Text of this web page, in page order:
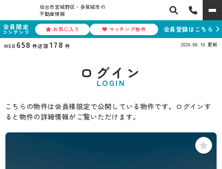
仙台市宮城野区・多賀城市の
不動産情報
会員限定
コンテンツ お気に入り マッチング物件 会員登録はこちら
WEB 658 件店頭 178 件 2026.08.10 更新
ログイン
LOGIN
こちらの物件は会員様限定で公開している物件です。ログインす
ると物件の詳細情報がご覧いただけます。